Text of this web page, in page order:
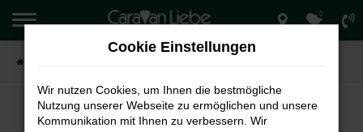
Zum
Hauptinhalt
springen
0
Cookie Einstellungen
Wir nutzen Cookies, um Ihnen die bestmögliche
Nutzung unserer Webseite zu ermöglichen und unsere
Kommunikation mit Ihnen zu verbessern. Wir